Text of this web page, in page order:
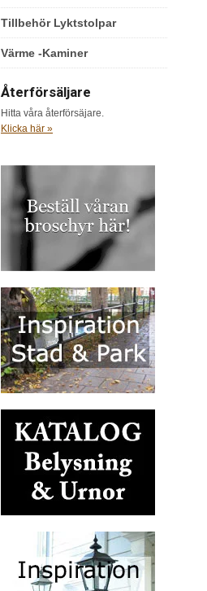
Tillbehör Lyktstolpar
Värme -Kaminer
Återförsäljare
Hitta våra återförsäjare.
Klicka här »